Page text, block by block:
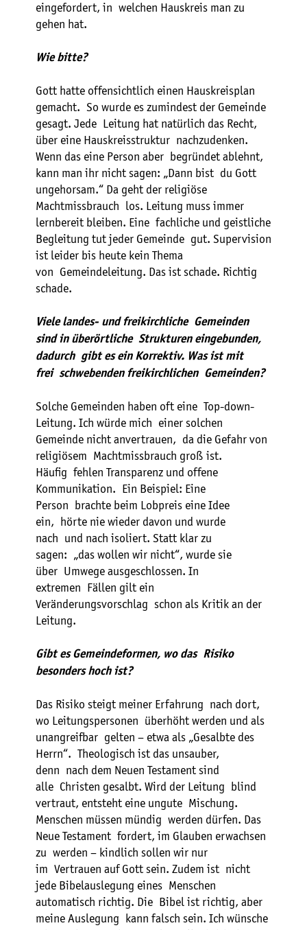
eingefordert, in welchen Hauskreis man zu
gehen hat.
Wie bitte?
Gott hatte offensichtlich einen Hauskreisplan
gemacht. So wurde es zumindest der Gemeinde
gesagt. Jede Leitung hat natürlich das Recht,
über eine Hauskreisstruktur nachzudenken.
Wenn das eine Person aber begründet ablehnt,
kann man ihr nicht sagen: „Dann bist du Gott
ungehorsam.“ Da geht der religiöse
Machtmissbrauch los. Leitung muss immer
lernbereit bleiben. Eine fachliche und geistliche
Begleitung tut jeder Gemeinde gut. Supervision
ist leider bis heute kein Thema
von Gemeindeleitung. Das ist schade. Richtig
schade.
Viele landes- und freikirchliche Gemeinden
sind in überörtliche Strukturen eingebunden,
dadurch gibt es ein Korrektiv. Was ist mit
frei schwebenden freikirchlichen Gemeinden?
Solche Gemeinden haben oft eine Top-down-
Leitung. Ich würde mich einer solchen
Gemeinde nicht anvertrauen, da die Gefahr von
religiösem Machtmissbrauch groß ist.
Häufig fehlen Transparenz und offene
Kommunikation. Ein Beispiel: Eine
Person brachte beim Lobpreis eine Idee
ein, hörte nie wieder davon und wurde
nach und nach isoliert. Statt klar zu
sagen: „das wollen wir nicht“, wurde sie
über Umwege ausgeschlossen. In
extremen Fällen gilt ein
Veränderungsvorschlag schon als Kritik an der
Leitung.
Gibt es Gemeindeformen, wo das Risiko
besonders hoch ist?
Das Risiko steigt meiner Erfahrung nach dort,
wo Leitungspersonen überhöht werden und als
unangreifbar gelten – etwa als „Gesalbte des
Herrn“. Theologisch ist das unsauber,
denn nach dem Neuen Testament sind
alle Christen gesalbt. Wird der Leitung blind
vertraut, entsteht eine ungute Mischung.
Menschen müssen mündig werden dürfen. Das
Neue Testament fordert, im Glauben erwachsen
zu werden – kindlich sollen wir nur
im Vertrauen auf Gott sein. Zudem ist nicht
jede Bibelauslegung eines Menschen
automatisch richtig. Die Bibel ist richtig, aber
meine Auslegung kann falsch sein. Ich wünsche